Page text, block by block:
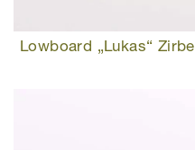
Lowboard „Lukas“ Zirbe